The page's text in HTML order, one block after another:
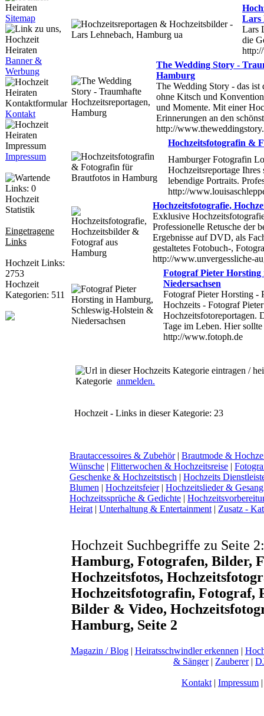
Sitemap
Banner &
Werbung
Kontakt
Impressum
Hochzeit
Statistik
Eingetragene
Links
Hochzeit Links:
2753
Hochzeit
Kategorien: 511
Lars
Lars
die
The Wedding Story -
Hamburg
The Wedding Story - das ist
ohne Kitsch und
und Momente. Mit einer
Erinnerungen an den
http://
Hochzeitsfotografin &
Hamburger Fotografin
Hochzeitsreportage Ihres
lebendige Portraits.
http://
Hochzeitsfotografie,
Exklusive
Professionelle Retusche der
Ergebnisse auf DVD, als
gestaltetes Fotobuch-,
http://www.unvergessliche-
Fotograf Pieter
Niedersachsen
Fotograf Pieter Horsting -
Hochzeits - Fotograf
Hochzeitsfotoreportagen.
Tage im Leben. Hier sollte
http://www.fotoph.de
Kategorie anmelden.
Hochzeit - Links in dieser Kategorie: 23
Brautaccessoires & Zubehör| Brautmode &
Wünsche | Flitterwochen & Hochzeitsreise |
Geschenke & Hochzeitstisch | Hochzeits
Blumen | Hochzeitsfeier| Hochzeitslieder & Gesang
Hochzeitssprüche & Gedichte |
Heirat| Unterhaltung & Entertainment| Zusatz -
Hochzeit Suchbegriffe zu Seite
Hamburg, Fotografen, Bilder,
Hochzeitsfotos,
Hochzeitsfotografin, Fotograf,
Bilder & Video,
Hamburg, Seite 2
Magazin / Blog| Heiratsschwindler erkennen|
& Sänger| Zauberer|
Kontakt| Impressum